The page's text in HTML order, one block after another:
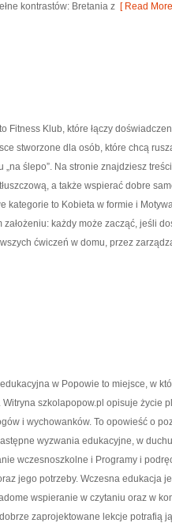
kontrastów: Bretania z [ Read
Fitness Klub, które łączy
stworzone dla osób, które chcą
„na ślepo”. Na stronie znajdziesz
a także wspierać dobre
kategorie to Kobieta w formie i
założeniu: każdy może zacząć, jeśli
ćwiczeń w domu, przez
edukacyjna w Popowie to miejsce, w
Witryna szkolapopow.pl opisuje życie
i wychowanków. To opowieść o
wyzwania edukacyjne, w
wczesnoszkolne i Programy i
jego potrzeby. Wczesna edukacja
wspieranie w czytaniu oraz w
zaprojektowane lekcje potrafią